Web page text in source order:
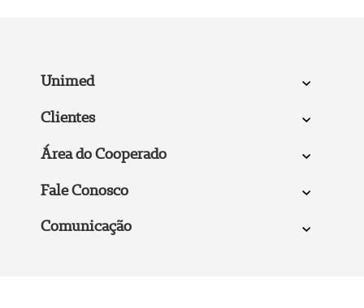
Unimed
Clientes
Área do Cooperado
Fale Conosco
Comunicação